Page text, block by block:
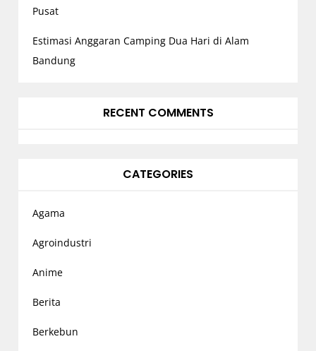
Pusat
Estimasi Anggaran Camping Dua Hari di Alam
Bandung
RECENT COMMENTS
CATEGORIES
Agama
Agroindustri
Anime
Berita
Berkebun